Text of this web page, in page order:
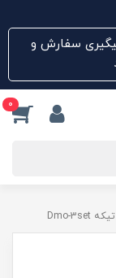
۴ روز کاری | پیگیری سفارش و
0